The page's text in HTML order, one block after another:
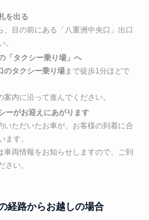
を出る
目の前にある「八重洲中央口」出口
。
「タクシー乗り場」へ
のタクシー乗り場まで徒歩1分ほどで
内に沿って進んでください。
ーがお迎えにあがります
ただいたお車が、お客様の到着に合
ます。
両情報をお知らせしますので、ご到
さい。
経路からお越しの場合